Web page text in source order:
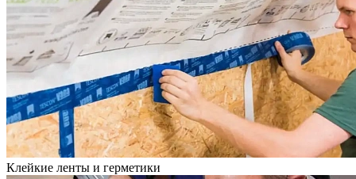
Клейкие ленты и герметики